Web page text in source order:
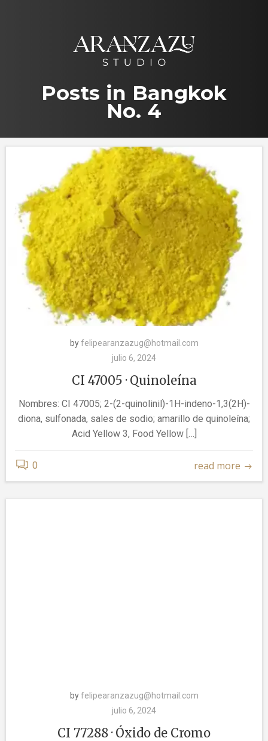
contenido
Posts in Bangkok
No. 4
byfelipearanzazug@hotmail.com
julio 6, 2024
CI 47005 · Quinoleína
Nombres: CI 47005; 2-(2-quinolinil)-1H-indeno-1,3(2H)-
diona, sulfonada, sales de sodio; amarillo de quinoleína;
Acid Yellow 3, Food Yellow […]
0 read more
byfelipearanzazug@hotmail.com
julio 6, 2024
CI 77288 · Óxido de Cromo